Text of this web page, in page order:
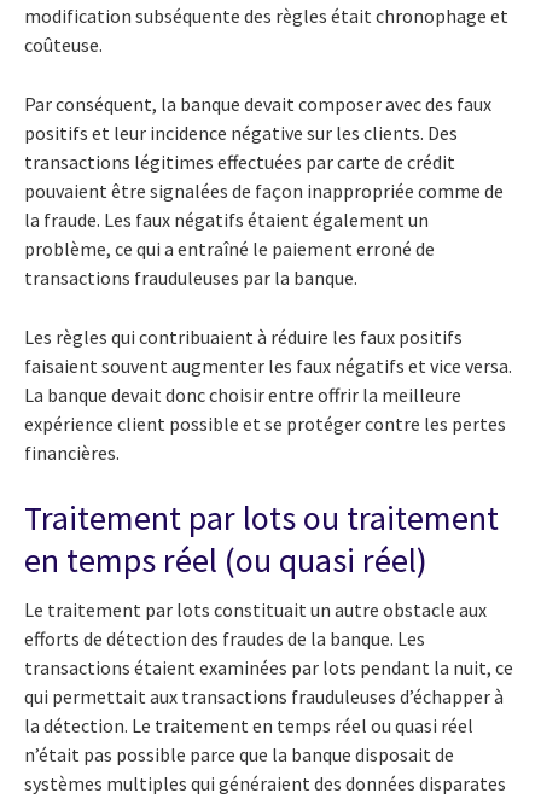
modification subséquente des règles était chronophage et
coûteuse.
Par conséquent, la banque devait composer avec des faux
positifs et leur incidence négative sur les clients. Des
transactions légitimes effectuées par carte de crédit
pouvaient être signalées de façon inappropriée comme de
la fraude. Les faux négatifs étaient également un
problème, ce qui a entraîné le paiement erroné de
transactions frauduleuses par la banque.
Les règles qui contribuaient à réduire les faux positifs
faisaient souvent augmenter les faux négatifs et vice versa.
La banque devait donc choisir entre offrir la meilleure
expérience client possible et se protéger contre les pertes
financières.
Traitement par lots ou traitement
en temps réel (ou quasi réel)
Le traitement par lots constituait un autre obstacle aux
efforts de détection des fraudes de la banque. Les
transactions étaient examinées par lots pendant la nuit, ce
qui permettait aux transactions frauduleuses d’échapper à
la détection. Le traitement en temps réel ou quasi réel
n’était pas possible parce que la banque disposait de
systèmes multiples qui généraient des données disparates